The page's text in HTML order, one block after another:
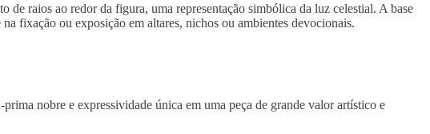
de raios ao redor da figura, uma representação simbólica da luz celestial. A base
fixação ou exposição em altares, nichos ou ambientes devocionais.
nobre e expressividade única em uma peça de grande valor artístico e